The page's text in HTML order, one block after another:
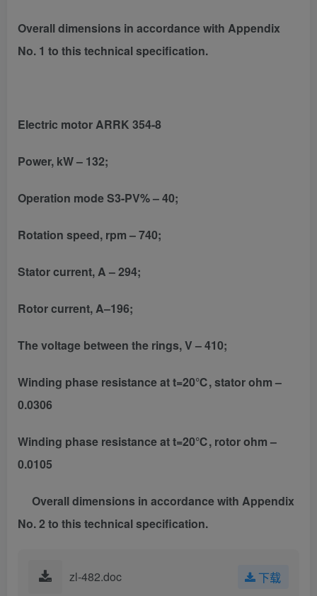
Overall dimensions in accordance with Appendix
No. 1 to this technical specification.
Electric motor ARRK 354-8
Power, kW – 132;
Operation mode S3-PV% – 40;
Rotation speed, rpm – 740;
Stator current, A – 294;
Rotor current, A–196;
The voltage between the rings, V – 410;
Winding phase resistance at t=20℃, stator ohm –
0.0306
Winding phase resistance at t=20℃, rotor ohm –
0.0105
Overall dimensions in accordance with Appendix
No. 2 to this technical specification.
zl-482.doc 下载